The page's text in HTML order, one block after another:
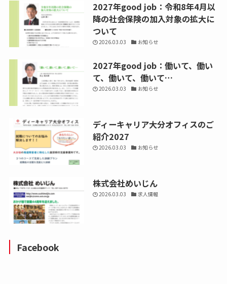
2027年good job：令和8年4月以
降の社会保険の加入対象の拡大に
ついて
2026.03.03 お知らせ
2027年good job：働いて、働い
て、働いて、働いて…
2026.03.03 お知らせ
ディーキャリア大分オフィスのご
紹介2027
2026.03.03 お知らせ
株式会社めいじん
2026.03.03 求人情報
Facebook